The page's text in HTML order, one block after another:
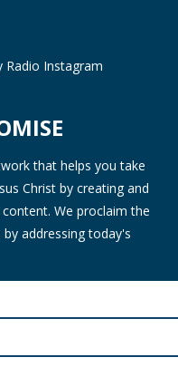
that helps you take
Christ by creating and
We proclaim the
addressing today's